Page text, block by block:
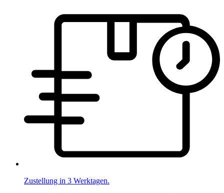
Zustellung in 3 Werktagen.